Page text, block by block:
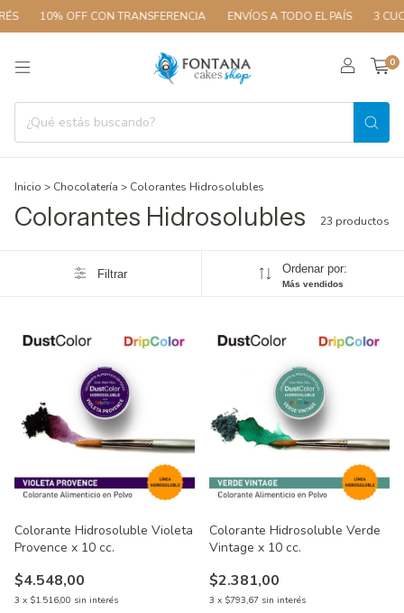
10% OFF CON TRANSFERENCIA ENVÍOS A TODO EL PAÍS 3 CUOTAS
0
Inicio > Chocolatería > Colorantes Hidrosolubles
Colorantes Hidrosolubles 23 productos
Filtrar Ordenar por:
Más vendidos
Colorante Hidrosoluble Violeta
Provence x 10 cc.
$4.548,00
3 x $1.516,00 sin interés
Colorante Hidrosoluble Verde
Vintage x 10 cc.
$2.381,00
3 x $793,67 sin interés